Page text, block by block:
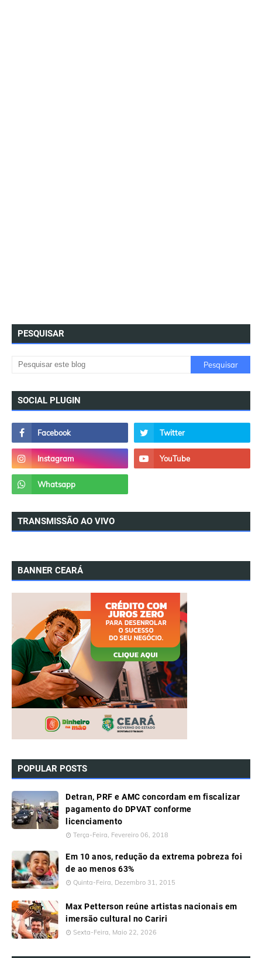
PESQUISAR
SOCIAL PLUGIN
TRANSMISSÃO AO VIVO
BANNER CEARÁ
POPULAR POSTS
Detran, PRF e AMC concordam em fiscalizar
pagamento do DPVAT conforme
licenciamento
Terça-Feira, Fevereiro 06, 2018
Em 10 anos, redução da extrema pobreza foi
de ao menos 63%
Quinta-Feira, Dezembro 31, 2015
Max Petterson reúne artistas nacionais em
imersão cultural no Cariri
Sexta-Feira, Maio 22, 2026